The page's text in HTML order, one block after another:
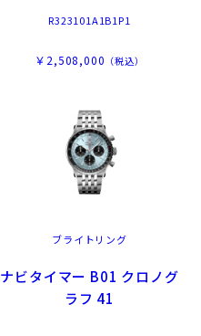
R323101A1B1P1
￥2,508,000 （税込）
ブライトリング
ナビタイマー B01 クロノグ
ラフ 41